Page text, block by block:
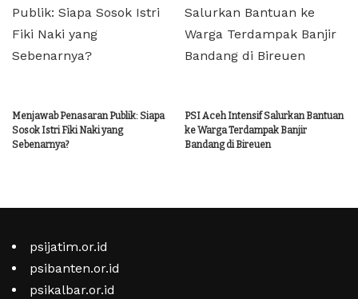
Menjawab Penasaran Publik: Siapa
Sosok Istri Fiki Naki yang
Sebenarnya?
PSI Aceh Intensif Salurkan Bantuan
ke Warga Terdampak Banjir
Bandang di Bireuen
psijatim.or.id
psibanten.or.id
psikalbar.or.id